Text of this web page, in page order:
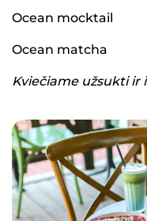
Ocean mocktail
Ocean matcha
Kviečiame užsukti ir